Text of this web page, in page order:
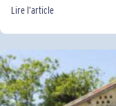
Lire l’article